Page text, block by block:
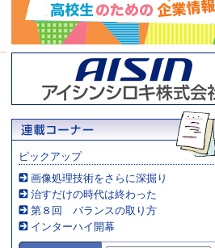
ピックアップ
画像処理技術をさらに深掘り
治すだけの時代は終わった
第８回 バランスの取り方
インターハイ開幕